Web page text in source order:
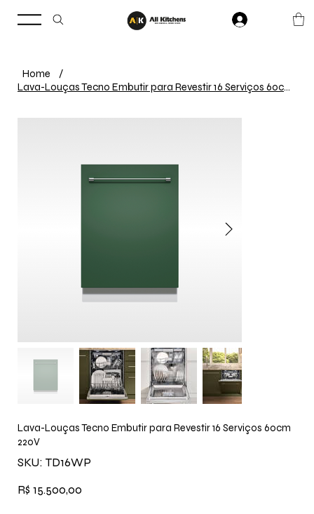
Home
/
Lava-Louças Tecno Embutir para Revestir 16 Serviços 60cm 220V
Lava-Louças Tecno Embutir para Revestir 16 Serviços 60cm
220V
SKU: SKU
TD16WP
TD16WP
Preço
R$ 15.500,00